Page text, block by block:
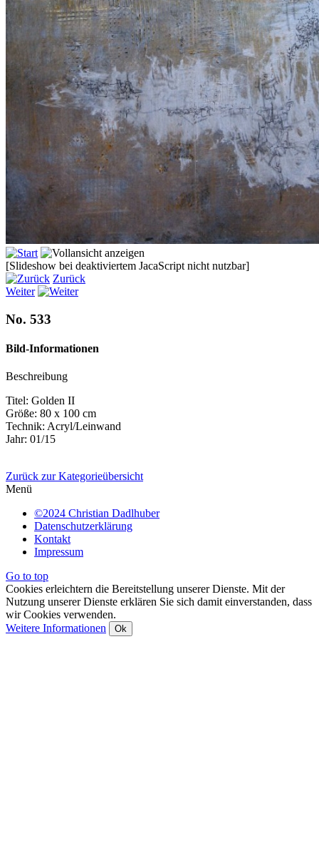
[Slideshow bei deaktiviertem JacaScript nicht nutzbar]
Zurück
Weiter
No. 533
Bild-Informationen
Beschreibung
Titel: Golden II
Größe: 80 x 100 cm
Technik: Acryl/Leinwand
Jahr: 01/15
Zurück zur Kategorieübersicht
Menü
©2024 Christian Dadlhuber
Datenschutzerklärung
Kontakt
Impressum
Go to top
Cookies erleichtern die Bereitstellung unserer Dienste. Mit der
Nutzung unserer Dienste erklären Sie sich damit einverstanden, dass
wir Cookies verwenden.
Weitere Informationen
Ok